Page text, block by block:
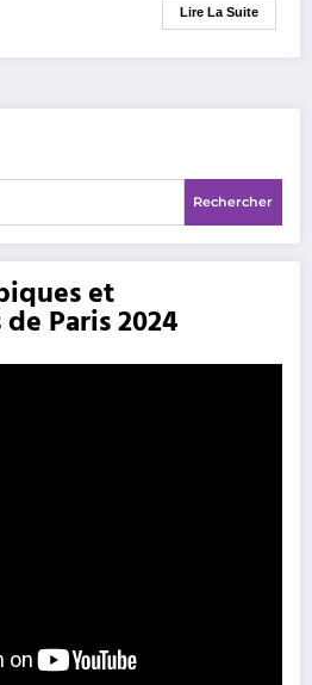
Lire La Suite
Rechercher
et
Paris 2024